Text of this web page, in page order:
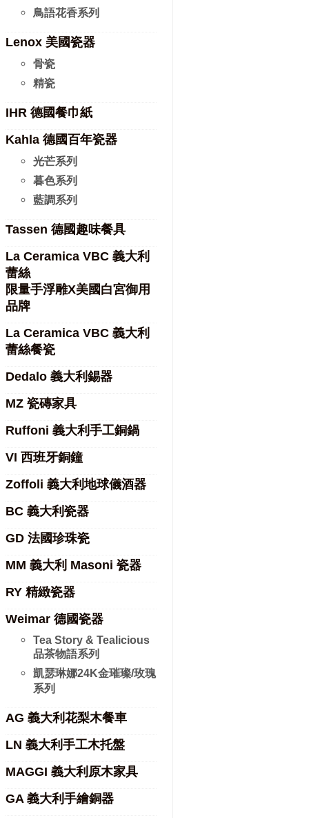
鳥語花香系列
Lenox 美國瓷器
骨瓷
精瓷
IHR 德國餐巾紙
Kahla 德國百年瓷器
光芒系列
暮色系列
藍調系列
Tassen 德國趣味餐具
La Ceramica VBC 義大利
蕾絲
限量手浮雕X美國白宮御用
品牌
La Ceramica VBC 義大利
蕾絲餐瓷
Dedalo 義大利錫器
MZ 瓷磚家具
Ruffoni 義大利手工銅鍋
VI 西班牙銅鐘
Zoffoli 義大利地球儀酒器
BC 義大利瓷器
GD 法國珍珠瓷
MM 義大利 Masoni 瓷器
RY 精緻瓷器
Weimar 德國瓷器
Tea Story & Tealicious
品茶物語系列
凱瑟琳娜24K金璀璨/玫瑰
系列
AG 義大利花梨木餐車
LN 義大利手工木托盤
MAGGI 義大利原木家具
GA 義大利手繪銅器